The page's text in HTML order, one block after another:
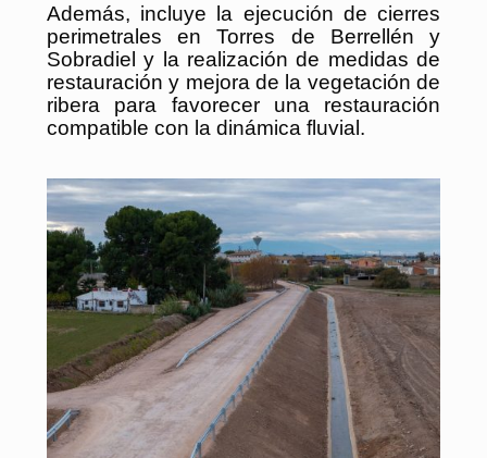
Además, incluye la ejecución de cierres
perimetrales en Torres de Berrellén y
Sobradiel y la realización de medidas de
restauración y mejora de la vegetación de
ribera para favorecer una restauración
compatible con la dinámica fluvial.